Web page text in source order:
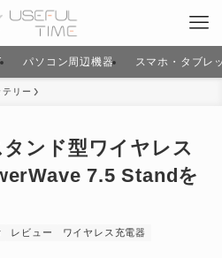
パソコン周辺機器 スマホ・タブレ
テリー
ンド型ワイヤレス
7.5 Standを
レビュー ワイヤレス充電器